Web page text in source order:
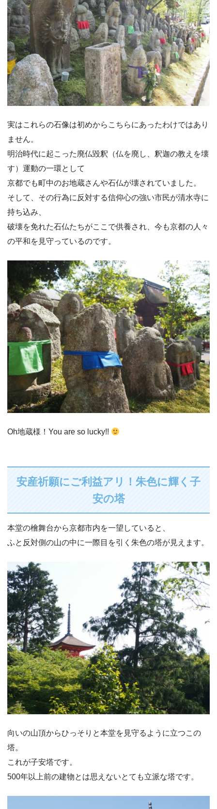
実はこれらの石像は初めからこちらにあったわけではあり
ません。
明治時代に起こった廃仏毀釈（仏を廃し、釈迦の教えを壊
す）運動の一環として
京都でも町中のお地蔵さんや石仏が壊されていました。
そして、その行為に反対する信仰心の強い市民が清水寺に
持ち込み、
破壊を免れた石仏たちがここで供養され、今も京都の人々
の平和を見守っているのです。
Oh地蔵様！You are so lucky!!
安産祈願にご利益アリ！朱色に輝く子
安の塔
本堂の檜舞台から京都市内を一望していると、
ふと反対側の山の中に一際目を引く朱色の塔が見えます。
向いの山頂からひっそりと本堂を見守るように立つこの
塔。
これが子安塔です。
500年以上前の建物とは思えないとても立派な塔です。